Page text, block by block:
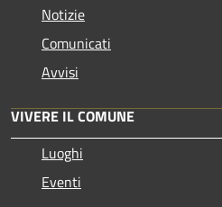
Notizie
Comunicati
Avvisi
VIVERE IL COMUNE
Luoghi
Eventi